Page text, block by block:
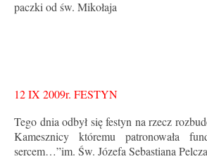
paczki od św. Mikołaja
12 IX 2009r. FESTYN
Tego dnia odbył się festyn na rzecz
Kamesznicy któremu patronowała
sercem…”im. Św. Józefa Sebastiana